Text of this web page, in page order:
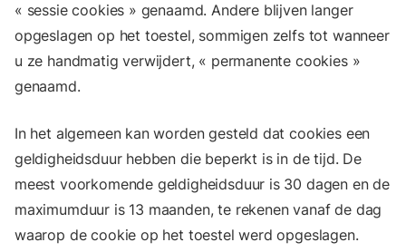
« sessie cookies » genaamd. Andere blijven langer
opgeslagen op het toestel, sommigen zelfs tot wanneer
u ze handmatig verwijdert, « permanente cookies »
genaamd.
In het algemeen kan worden gesteld dat cookies een
geldigheidsduur hebben die beperkt is in de tijd. De
meest voorkomende geldigheidsduur is 30 dagen en de
maximumduur is 13 maanden, te rekenen vanaf de dag
waarop de cookie op het toestel werd opgeslagen.